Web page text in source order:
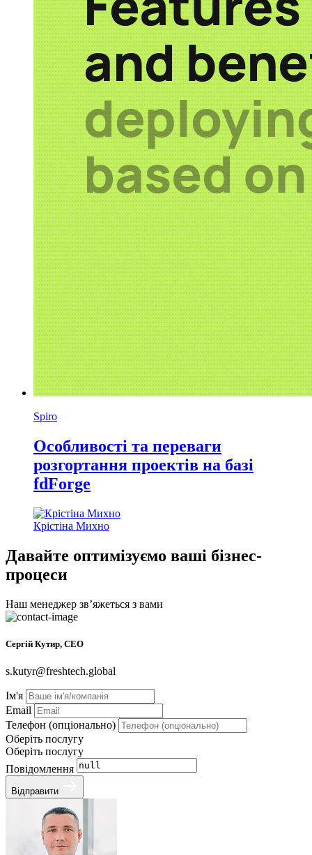
Spiro
Особливості та переваги
розгортання проектів на базі
fdForge
Крістіна Михно
Давайте оптимізуємо ваші бізнес-
процеси
Наш менеджер звʼяжеться з вами
Сергій Кутир, CEO
s.kutyr@freshtech.global
Ім'я
Email
Телефон (опціонально)
Оберіть послугу
Оберіть послугу
Повідомлення
Відправити